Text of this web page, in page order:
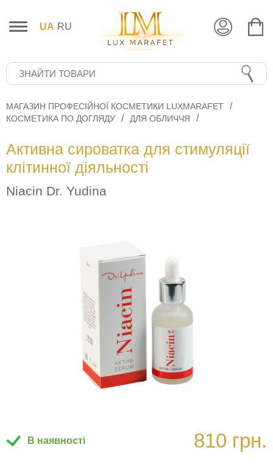
UA RU
МАГАЗИН ПРОФЕСІЙНОЇ КОСМЕТИКИ LUXMARAFET
КОСМЕТИКА ПО ДОГЛЯДУ
ДЛЯ ОБЛИЧЧЯ
Активна сироватка для стимуляції
клітинної діяльності
Niacin Dr. Yudina
В наявності 810 грн.